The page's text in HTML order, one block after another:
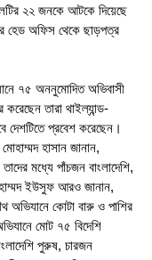
২২ জনকে আটকে দিয়েছে
হেড অফিস থেকে ছাড়পত্র
৭৫ অননুমোদিত অভিবাসী
তারা থাইল্যান্ড-
দেশটিতে প্রবেশ করেছেন।
হাসান জানান,
মধ্যে পাঁচজন বাংলাদেশি,
ইউসুফ আরও জানান,
অভিযানে কোটা বারু ও পাশির
মোট ৭৫ বিদেশি
পুরুষ, চারজন